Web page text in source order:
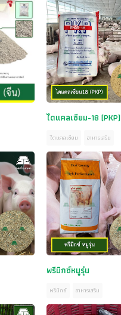
ไดแคลเซียม-18 (PKP)
ไดแคลเซียม อาหารเสริม
พรีมิกซ์หมูรุ่น
พรีมิกซ์ อาหารเสริม